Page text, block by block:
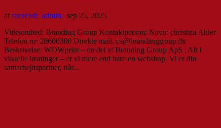
afraceclub_admin | sep 25, 2025
Virksomhed: Branding Group Kontaktperson: Navn: christina Ahler
Telefon nr: 28600300 Direkte mail. ca@brandinggroup.dk
Beskrivelse: WOWprint – en del af Branding Group ApS | Alt i
visuelle løsninger – er vi mere end bare en webshop. Vi er din
samarbejdspartner, når...